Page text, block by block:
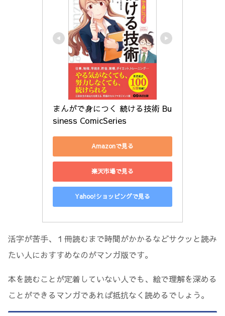
まんがで身につく 続ける技術 Bu
siness ComicSeries
Amazonで見る
楽天市場で見る
Yahoo!ショッピングで見る
活字が苦手、１冊読むまで時間がかかるなどサクッと読み
たい人におすすめなのがマンガ版です。
本を読むことが定着していない人でも、絵で理解を深める
ことができるマンガであれば抵抗なく読めるでしょう。